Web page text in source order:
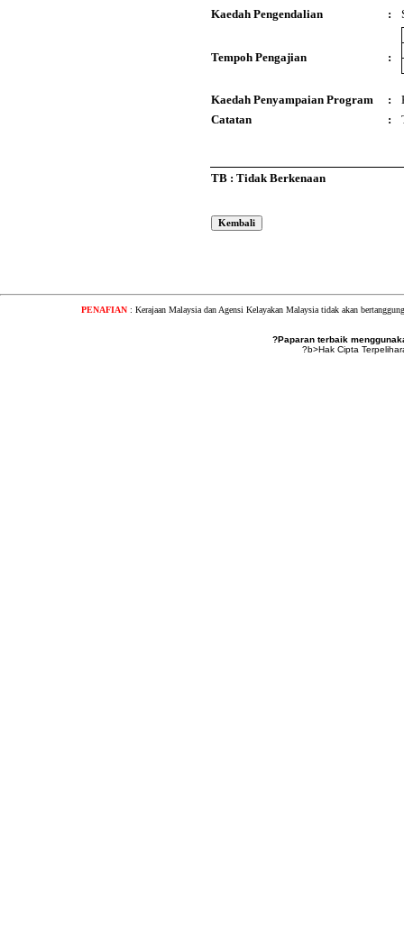
Kaedah Pengendalian
:
Tempoh Pengajian :
Kaedah Penyampaian Program :
Catatan
:
TB : Tidak Berkenaan
PENAFIAN : Kerajaan Malaysia dan Agensi Kelayakan Malaysia tidak akan
?Paparan terbaik
?b>Hak Cipta